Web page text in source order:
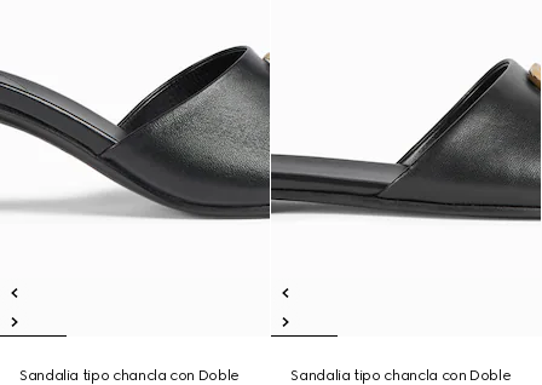
Sandalia tipo chancla con Doble
Sandalia tipo chancla con Doble